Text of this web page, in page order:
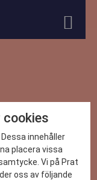
VI
cookies
innehåller
placera vissa
Vi på Prat
oss av följande